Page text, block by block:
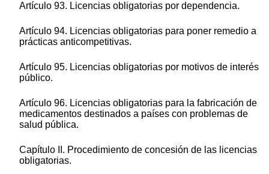
Artículo 93. Licencias obligatorias por dependencia.
Artículo 94. Licencias obligatorias para poner remedio a
prácticas anticompetitivas.
Artículo 95. Licencias obligatorias por motivos de interés
público.
Artículo 96. Licencias obligatorias para la fabricación de
medicamentos destinados a países con problemas de
salud pública.
Capítulo II. Procedimiento de concesión de las licencias
obligatorias.